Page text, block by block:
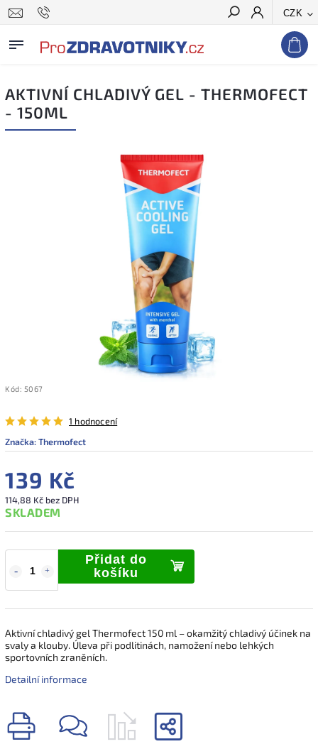
CZK
Hledat
AKTIVNÍ CHLADIVÝ GEL - THERMOFECT
- 150ML
Kód: 5067
1 hodnocení
Značka:Thermofect
139 Kč
114,88 Kč bez DPH
SKLADEM
Přidat do
košíku
Aktivní chladivý gel Thermofect 150 ml – okamžitý chladivý účinek na
svaly a klouby. Úleva při podlitinách, namožení nebo lehkých
sportovních zraněních.
Detailní informace